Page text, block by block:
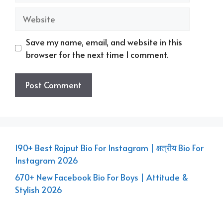
Save my name, email, and website in this
browser for the next time I comment.
190+ Best Rajput Bio For Instagram | क्षत्रीय Bio For
Instagram 2026
670+ New Facebook Bio For Boys | Attitude &
Stylish 2026